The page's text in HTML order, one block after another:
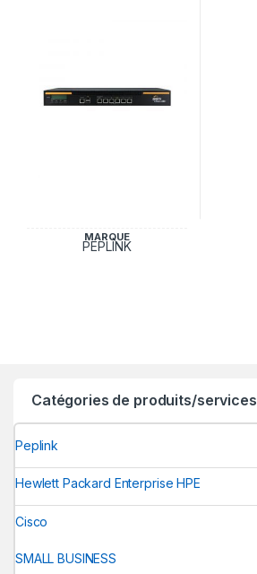
MARQUE
PEPLINK
Catégories de produits/services
Peplink
Hewlett Packard Enterprise HPE
Cisco
SMALL BUSINESS